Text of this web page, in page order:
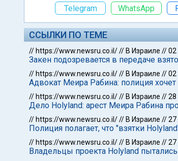
Telegram
WhatsApp
ССЫЛКИ ПО ТЕМЕ
// https://www.newsru.co.il/// В Израиле //02
Закен подозревается в передаче
// https://www.newsru.co.il/// В Израиле //02
Адвокат Меира Рабина: полиция
// https://www.newsru.co.il/// В Израиле //28
Дело Holyland: арест Меира Рабина
// https://www.newsru.co.il/// В Израиле //27
Полиция полагает, что "взятки
// https://www.newsru.co.il/// В Израиле //27
Владельцы проекта Holyland